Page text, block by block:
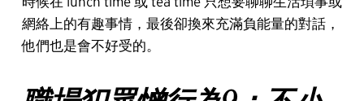
網絡上的有趣事情，最後卻換來充滿負能量的對話，
他們也是會不好受的。